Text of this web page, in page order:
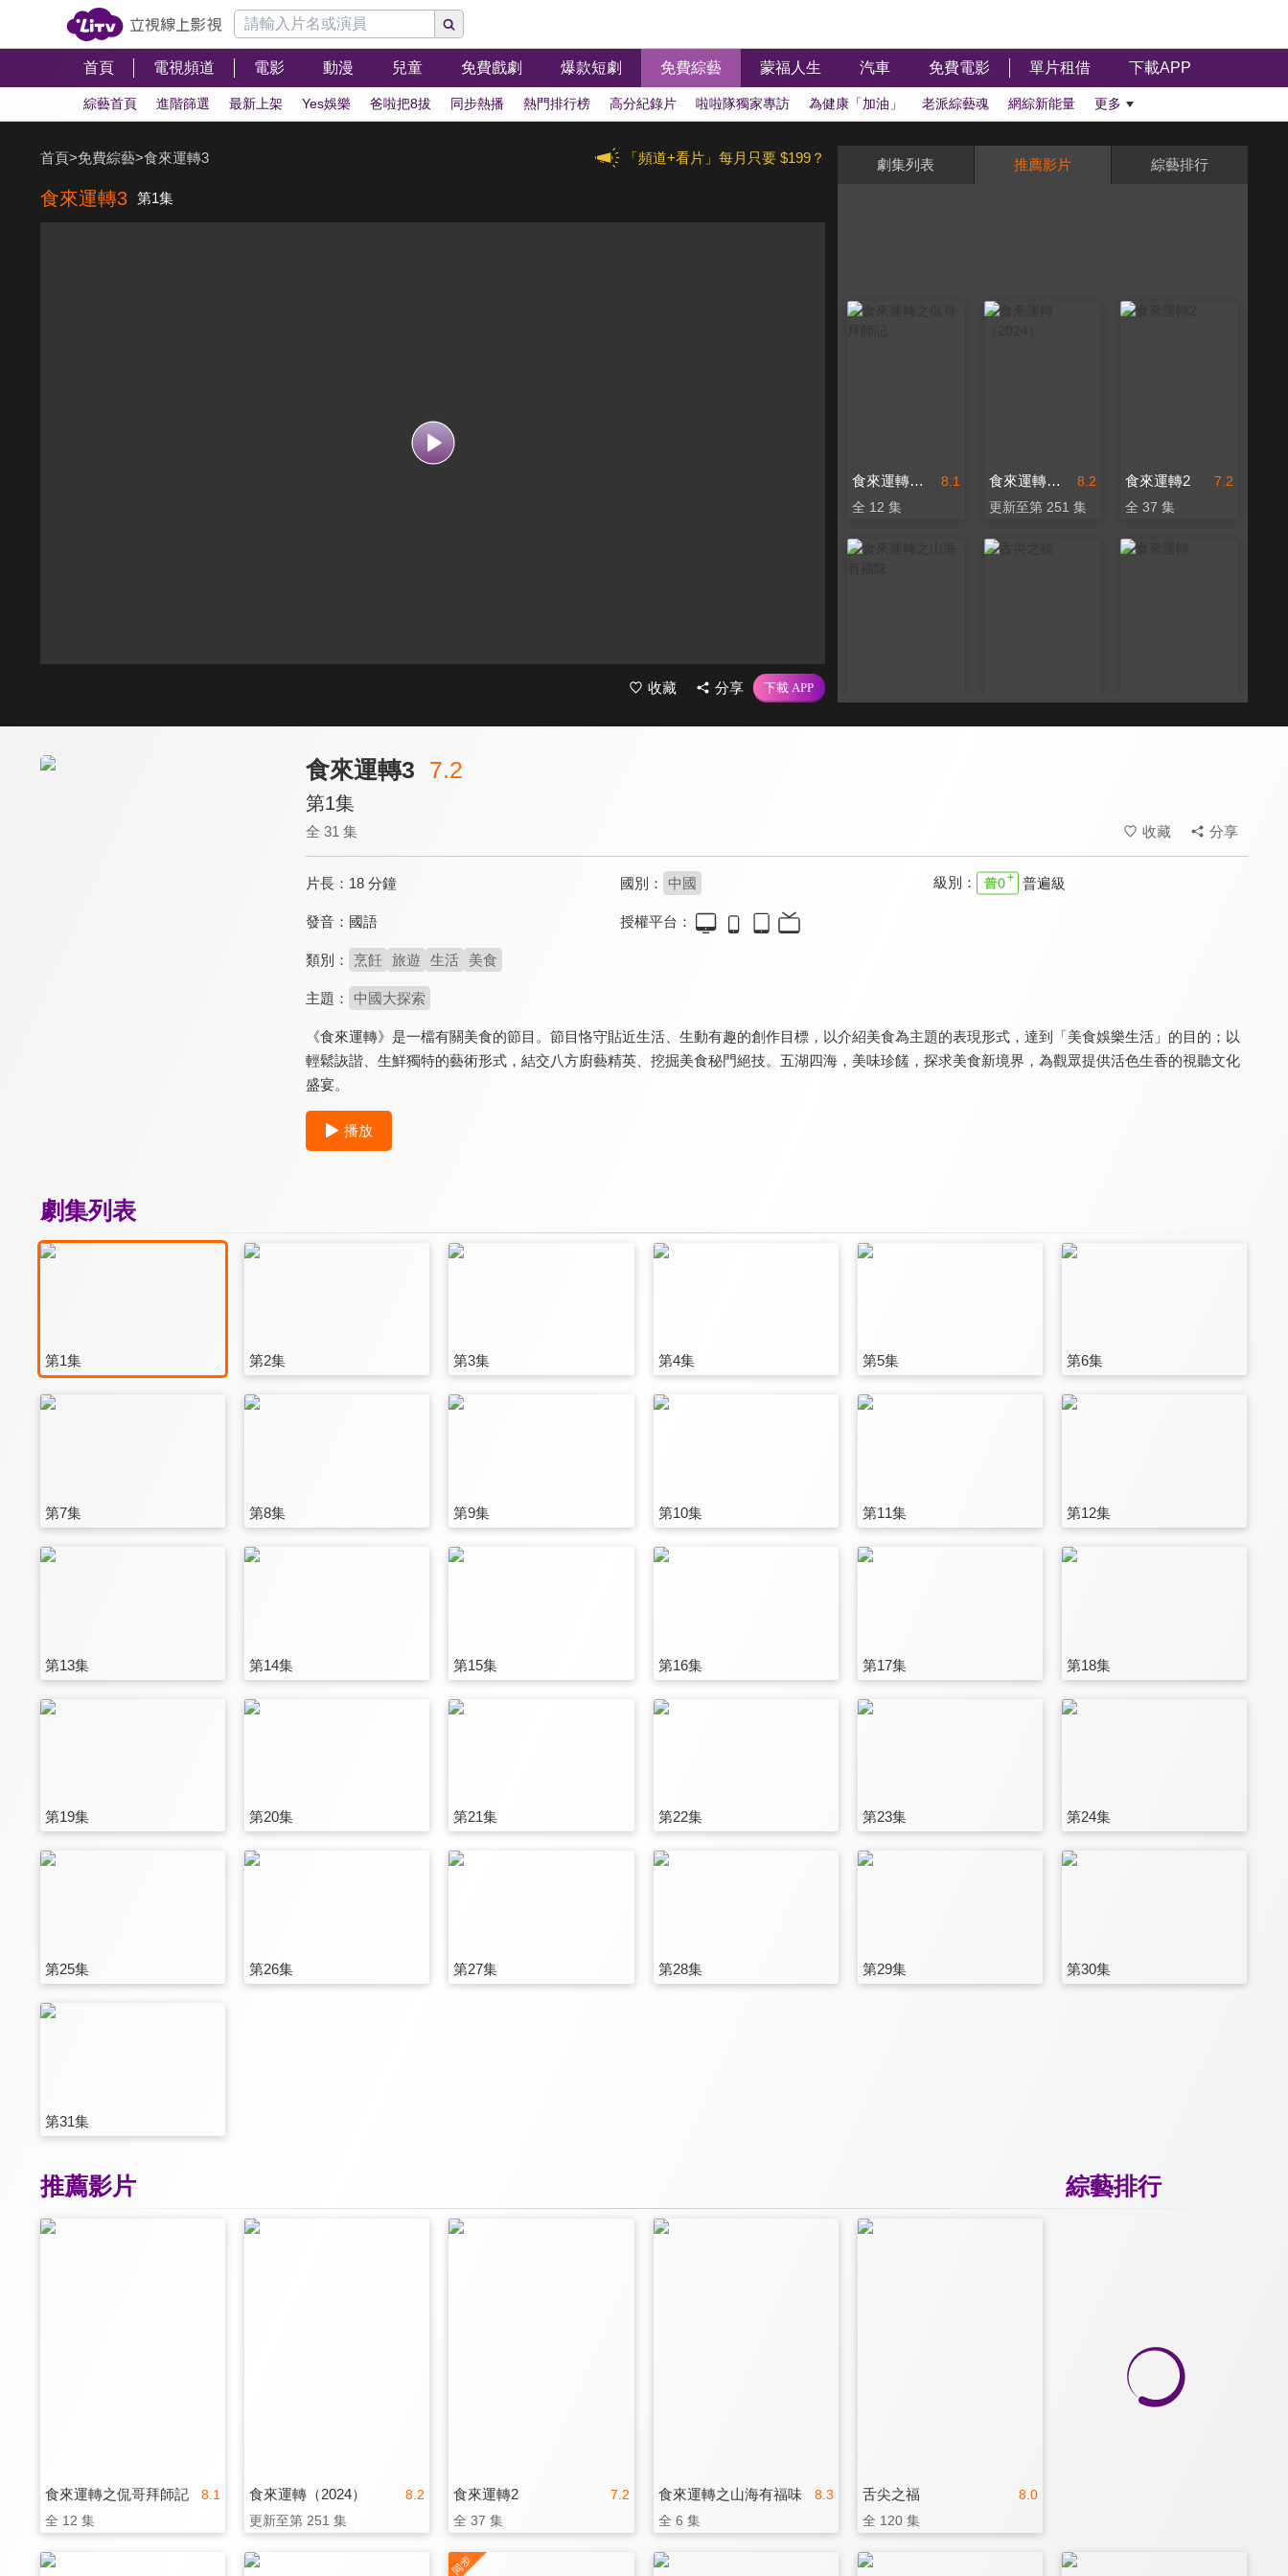
首頁 電視頻道 電影 動漫 兒童 免費戲劇 爆款短劇 免費綜藝 蒙福人生 汽車 免費電影 單片租借 下載APP
綜藝首頁 進階篩選 最新上架 Yes娛樂 爸啦把8拔 同步熱播 熱門排行榜 高分紀錄片 啦啦隊獨家專訪 為健康「加油」 老派綜藝魂 網綜新能量 更多
「頻道+看片」每月只要 $199？
首頁>免費綜藝>食來運轉3
食來運轉3 第1集
收藏 分享
劇集列表 推薦影片 綜藝排行
8.1
食來運轉之侃哥拜師記
全 12 集
8.2
食來運轉（2024）
更新至第 251 集
7.2
食來運轉2
全 37 集
食來運轉3 7.2
第1集
全 31 集 收藏 分享
片長： 18 分鐘 國別： 中國 級別： 普遍級
發音： 國語 授權平台：
類別： 烹飪 旅遊 生活 美食
主題： 中國大探索
《食來運轉》是一檔有關美食的節目。節目恪守貼近生活、生動有趣的創作目標，以介紹美食為主題的表現形式，達到「美食娛樂生活」的目的；以
輕鬆詼諧、生鮮獨特的藝術形式，結交八方廚藝精英、挖掘美食秘門絕技。五湖四海，美味珍饈，探求美食新境界，為觀眾提供活色生香的視聽文化
盛宴。
播放
劇集列表
第1集 第2集 第3集 第4集 第5集 第6集
第7集 第8集 第9集 第10集 第11集 第12集
第13集 第14集 第15集 第16集 第17集 第18集
第19集 第20集 第21集 第22集 第23集 第24集
第25集 第26集 第27集 第28集 第29集 第30集
第31集
綜藝排行
推薦影片
8.1
食來運轉之侃哥拜師記
全 12 集
8.2
食來運轉（2024）
更新至第 251 集
7.2
食來運轉2
全 37 集
8.3
食來運轉之山海有福味
全 6 集
8.0
舌尖之福
全 120 集